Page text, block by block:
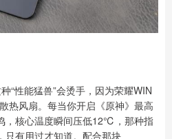
“性能猛兽”会烫手，因为荣耀WIN
热风扇。每当你开启《原神》最高
，核心温度瞬间压低12℃，那种指
只有用过才知道。配合那块